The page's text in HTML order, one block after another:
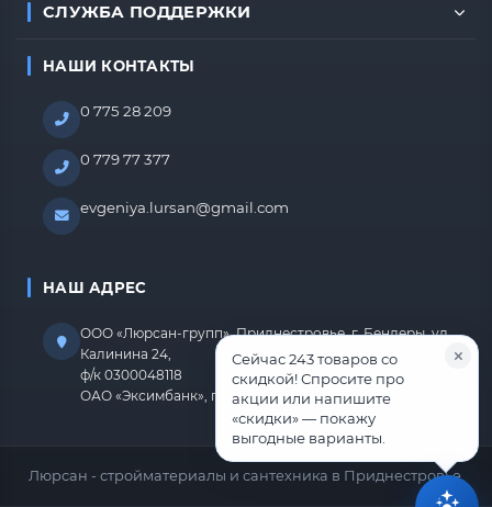
СЛУЖБА ПОДДЕРЖКИ
НАШИ КОНТАКТЫ
0 775 28 209
0 779 77 377
evgeniya.lursan@gmail.com
НАШ АДРЕС
ООО «Люрсан-групп», Приднестровье, г. Бендеры, ул.
Калинина 24,
ф/к 0300048118
ОАО «Эксимбанк», г.Бендеры, р/с 2212670000000818
Люрсан - стройматериалы и сантехника в Приднестровье.
Сейчас 243 товаров со
скидкой! Спросите про
акции или напишите
«скидки» — покажу
выгодные варианты.